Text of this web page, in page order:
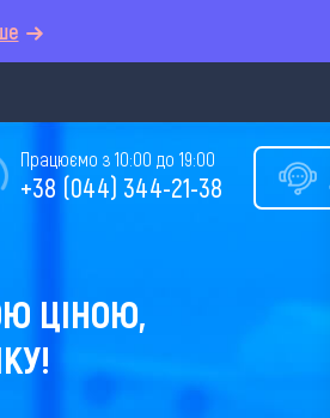
Працюємо з 10:00 до 19:00
+38 (044) 344-21-38
ЦІНОЮ,